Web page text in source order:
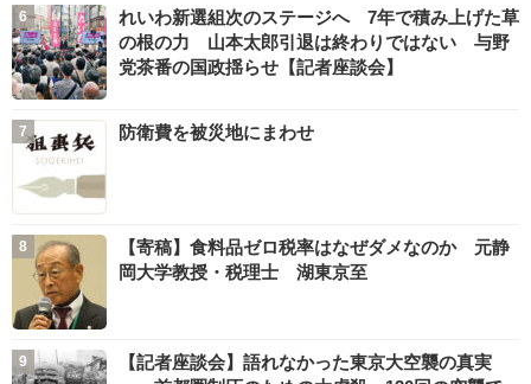
れいわ新選組次のステージへ 7年で積み上げた草
の根の力 山本太郎引退は終わりではない 与野
党茶番の国政揺らせ【記者座談会】
防衛費を被災地にまわせ
【寄稿】食料品ゼロ税率はなぜダメなのか 元静
岡大学教授・税理士 湖東京至
【記者座談会】語れなかった東京大空襲の真実